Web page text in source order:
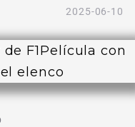
2025-06-10